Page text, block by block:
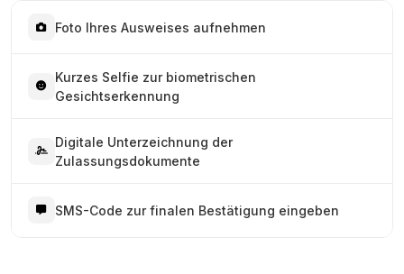
Foto Ihres Ausweises aufnehmen
Kurzes Selfie zur biometrischen
Gesichtserkennung
Digitale Unterzeichnung der
Zulassungsdokumente
SMS-Code zur finalen Bestätigung eingeben